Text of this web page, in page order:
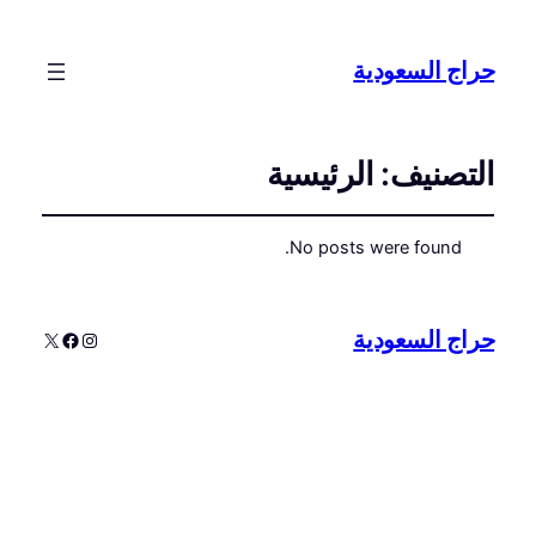
حراج السعودية
التصنيف: الرئيسية
No posts were found.
حراج السعودية إنستجرام
فيسبوك
إكس